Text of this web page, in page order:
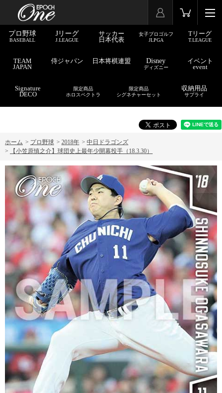
プロ野球
BASEBALL
Jリーグ
J.LEAGUE
サッカー
日本代表
女子プロゴルフ
JLPGA
Tリーグ
T.LEAGUE
TEAM
JAPAN
侍ジャパン 日本将棋連盟 Disney
ディズニー
イベント
event
Signature
DECO
限定商品
ホロスペクトラ
限定商品
シグネチャーセット
収納用品
サプライ
ホーム > プロ野球 > 2018年 > 中日ドラゴンズ
>
【小笠原慎之介】球団史上最年少開幕投手（18.3.30）